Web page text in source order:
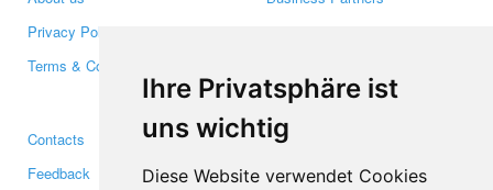
Ihre Privatsphäre ist
uns wichtig
Diese Website verwendet Cookies
Privacy Policy
Terms & Conditions
Media
Contacts
Feedback
Facebook
Twitter